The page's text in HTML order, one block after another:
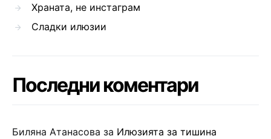
Храната, не инстаграм
Сладки илюзии
Последни коментари
Биляна Атанасова за Илюзията за тишина